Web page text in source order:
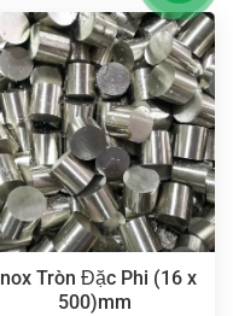
Inox Tròn Đặc Phi (16 x
500)mm